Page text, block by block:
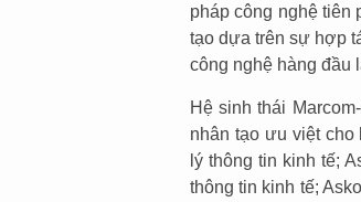
pháp công nghệ tiên
tạo dựa trên sự hợp
công nghệ hàng đầu
Hệ sinh thái
nhân tạo ưu việt cho
lý thông tin kinh tế;
thông tin kinh tế;